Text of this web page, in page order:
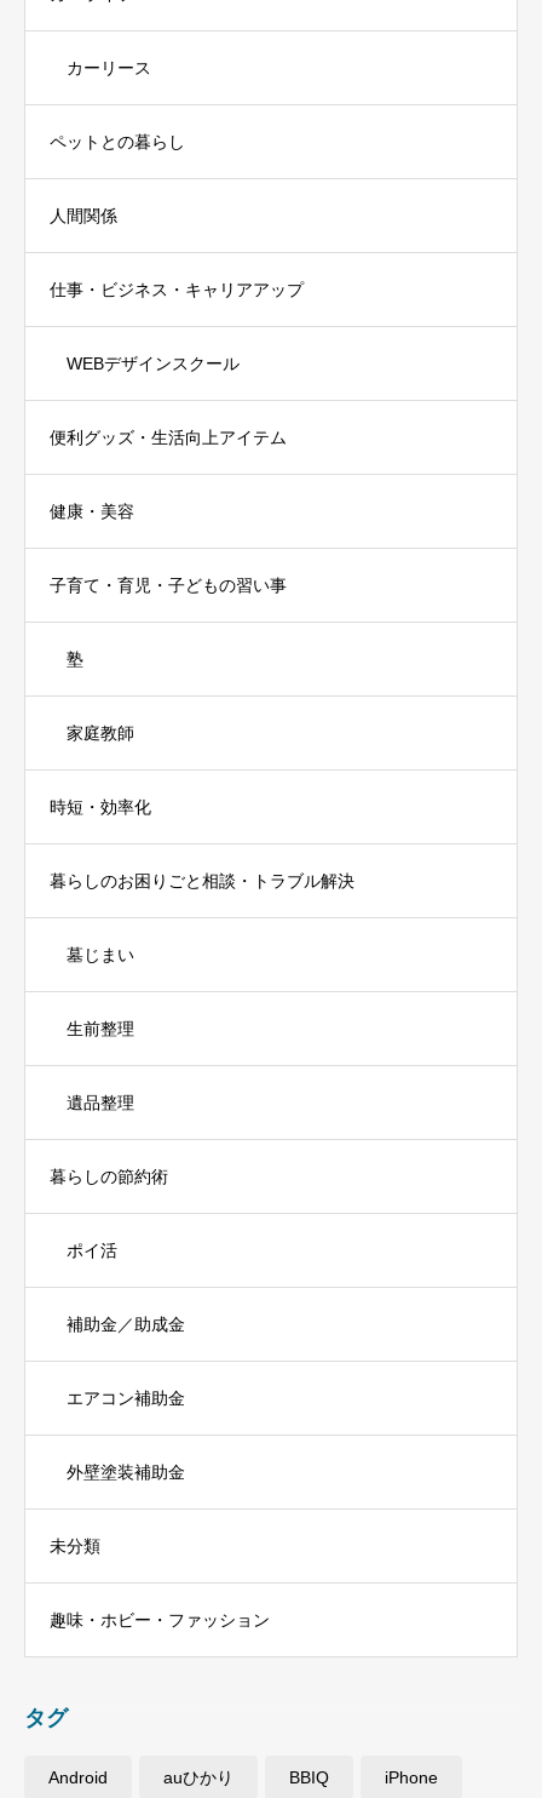
カーリース
ペットとの暮らし
人間関係
仕事・ビジネス・キャリアアップ
WEBデザインスクール
便利グッズ・生活向上アイテム
健康・美容
子育て・育児・子どもの習い事
塾
家庭教師
時短・効率化
暮らしのお困りごと相談・トラブル解決
墓じまい
生前整理
遺品整理
暮らしの節約術
ポイ活
補助金／助成金
エアコン補助金
外壁塗装補助金
未分類
趣味・ホビー・ファッション
タグ
Android auひかり BBIQ iPhone